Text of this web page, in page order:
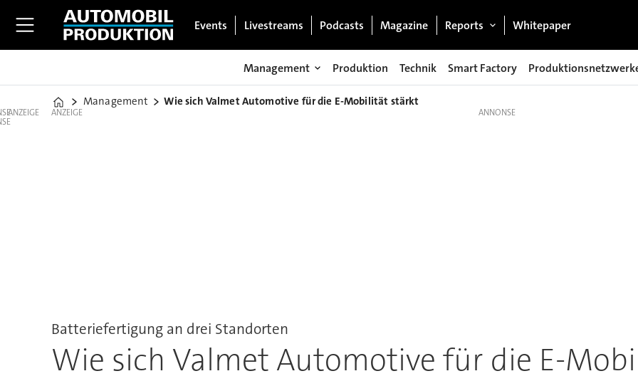
Events Livestreams Podcasts Magazine Reports Whitepaper
Management Produktion Technik Smart Factory
Home
Management Wie sich Valmet Automotive für die E-Mobilität stärkt
ANZEIGE ANZEIGE
Batteriefertigung an drei Standorten
Wie sich Valmet Automotive für die E-